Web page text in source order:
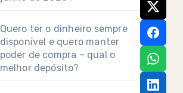
Quero ter o dinheiro sempre
disponível e quero manter
poder de compra – qual o
melhor depósito?